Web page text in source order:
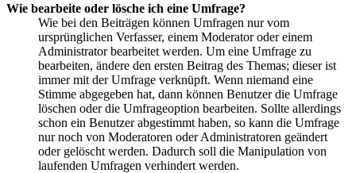
Wie bearbeite oder lösche ich eine Umfrage?
Wie bei den Beiträgen können Umfragen nur vom
ursprünglichen Verfasser, einem Moderator oder einem
Administrator bearbeitet werden. Um eine Umfrage zu
bearbeiten, ändere den ersten Beitrag des Themas; dieser ist
immer mit der Umfrage verknüpft. Wenn niemand eine
Stimme abgegeben hat, dann können Benutzer die Umfrage
löschen oder die Umfrageoption bearbeiten. Sollte allerdings
schon ein Benutzer abgestimmt haben, so kann die Umfrage
nur noch von Moderatoren oder Administratoren geändert
oder gelöscht werden. Dadurch soll die Manipulation von
laufenden Umfragen verhindert werden.